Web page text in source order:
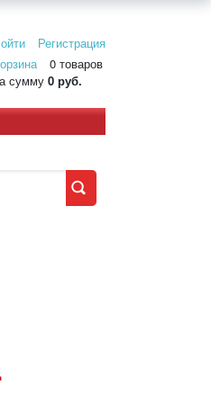
Регистрация
0 товаров
сумму 0 руб.